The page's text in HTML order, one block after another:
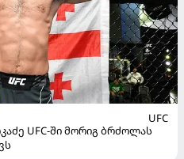
UFC
UFC-ში მორიგ ბრძოლას